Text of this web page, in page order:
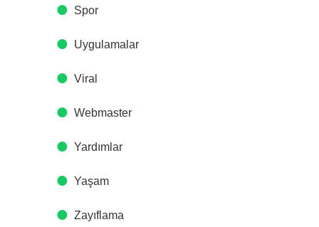
Spor
Uygulamalar
Viral
Webmaster
Yardımlar
Yaşam
Zayıflama